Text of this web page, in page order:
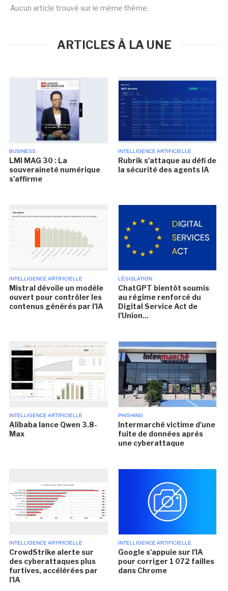
Aucun article trouvé sur le même thème.
ARTICLES À LA UNE
BUSINESS
LMI MAG 30 : La
souveraineté numérique
s'affirme
INTELLIGENCE ARTIFICIELLE
Rubrik s'attaque au défi de
la sécurité des agents IA
INTELLIGENCE ARTIFICIELLE
Mistral dévoile un modèle
ouvert pour contrôler les
contenus générés par l'IA
LÉGISLATION
ChatGPT bientôt soumis
au régime renforcé du
Digital Service Act de
l'Union...
INTELLIGENCE ARTIFICIELLE
Alibaba lance Qwen 3.8-
Max
PHISHING
Intermarché victime d'une
fuite de données après
une cyberattaque
INTELLIGENCE ARTIFICIELLE
CrowdStrike alerte sur
des cyberattaques plus
furtives, accélérées par
l'IA
INTELLIGENCE ARTIFICIELLE
Google s'appuie sur l'IA
pour corriger 1 072 failles
dans Chrome